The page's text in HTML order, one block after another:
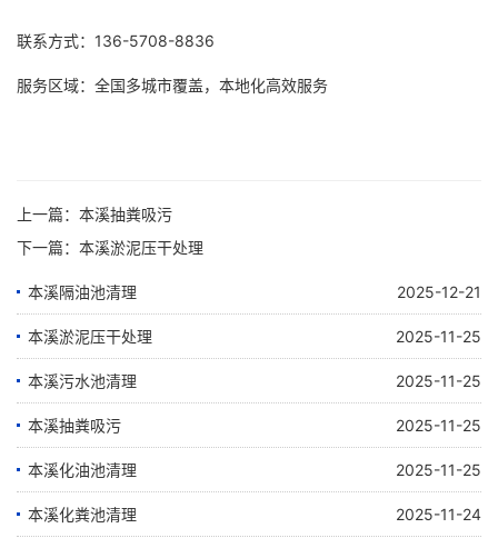
联系方式：136-5708-8836
服务区域：全国多城市覆盖，本地化高效服务
上一篇： 本溪抽粪吸污
下一篇： 本溪淤泥压干处理
本溪隔油池清理 2025-12-21
本溪淤泥压干处理 2025-11-25
本溪污水池清理 2025-11-25
本溪抽粪吸污 2025-11-25
本溪化油池清理 2025-11-25
本溪化粪池清理 2025-11-24